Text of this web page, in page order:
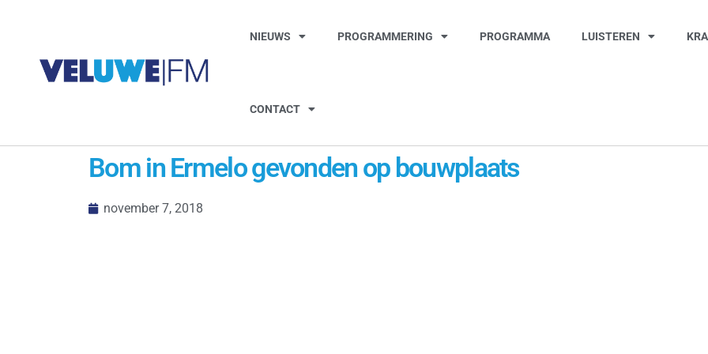
NIEUWS PROGRAMMERING PROGRAMMA LUISTEREN
CONTACT
Bom in Ermelo gevonden op bouwplaats
november 7, 2018